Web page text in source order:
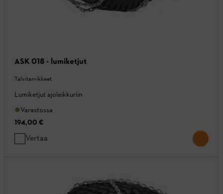
ASK 018 - lumiketjut
Talvitarvikkeet
Lumiketjut ajoleikkuriin
Varastossa
194,00 €
Vertaa